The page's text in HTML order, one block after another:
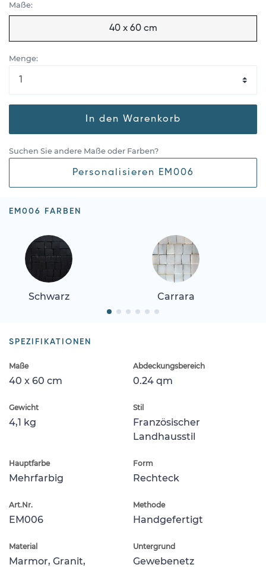
Maße:
40 x 60 cm
Menge:
In den Warenkorb
Suchen Sie andere Maße oder Farben?
Personalisieren EM006
EM006 FARBEN
Schwarz Carrara
SPEZIFIKATIONEN
Maße
40 x 60 cm
Abdeckungsbereich
0.24 qm
Gewicht
4,1 kg
Stil
Französischer
Landhausstil
Hauptfarbe
Mehrfarbig
Form
Rechteck
Art.Nr.
EM006
Methode
Handgefertigt
Material
Marmor, Granit,
Untergrund
Gewebenetz